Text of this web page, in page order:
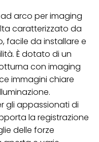
arco per imaging
caratterizzato da
facile da installare e
È dotato di un
con imaging
immagini chiare
gli appassionati di
la registrazione
delle forze